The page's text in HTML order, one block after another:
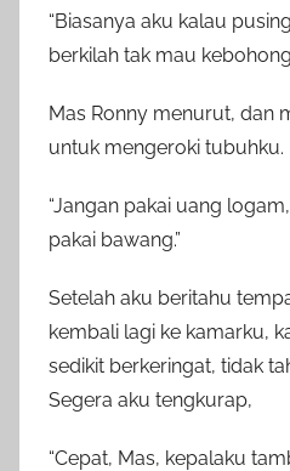
“Biasanya aku kalau
berkilah tak mau
Mas Ronny menurut, dan
untuk mengeroki tubuhku.
“Jangan pakai uang
pakai bawang.”
Setelah aku beritahu
kembali lagi ke kamarku,
sedikit berkeringat, tidak
Segera aku tengkurap,
“Cepat, Mas, kepalaku